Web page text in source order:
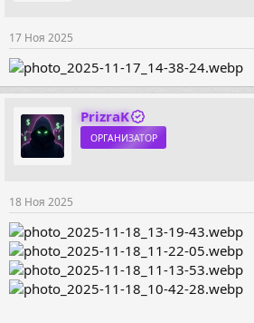
17 Ноя 2025
PrizraK
ОРГАНИЗАТОР
18 Ноя 2025